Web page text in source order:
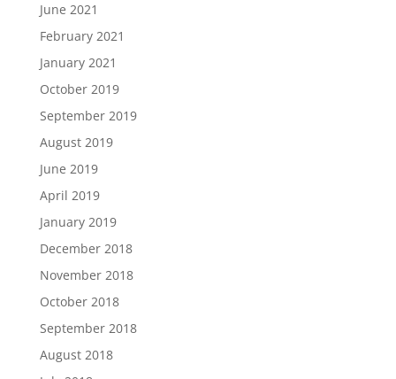
June 2021
February 2021
January 2021
October 2019
September 2019
August 2019
June 2019
April 2019
January 2019
December 2018
November 2018
October 2018
September 2018
August 2018